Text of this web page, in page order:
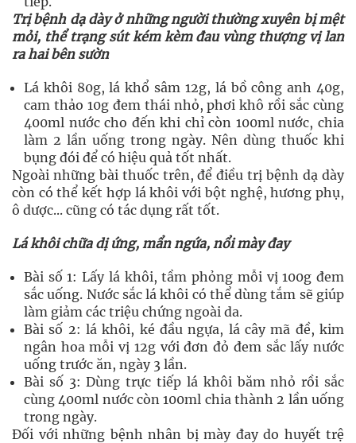
Trị bệnh dạ dày ở những người thường xuyên bị mệt
mỏi, thể trạng sút kém kèm đau vùng thượng vị lan
ra hai bên sườn
Lá khôi 80g, lá khổ sâm 12g, lá bồ công anh 40g,
cam thảo 10g đem thái nhỏ, phơi khô rồi sắc cùng
400ml nước cho đến khi chỉ còn 100ml nước, chia
làm 2 lần uống trong ngày. Nên dùng thuốc khi
bụng đói để có hiệu quả tốt nhất.
Ngoài những bài thuốc trên, để điều trị bệnh dạ dày
còn có thể kết hợp lá khôi với bột nghệ, hương phụ,
ô dược... cũng có tác dụng rất tốt.
Lá khôi chữa dị ứng, mẩn ngứa, nổi mày đay
Bài số 1: Lấy lá khôi, tầm phỏng mỗi vị 100g đem
sắc uống. Nước sắc lá khôi có thể dùng tắm sẽ giúp
làm giảm các triệu chứng ngoài da.
Bài số 2: lá khôi, ké đầu ngựa, lá cây mã đề, kim
ngân hoa mỗi vị 12g với đơn đỏ đem sắc lấy nước
uống trước ăn, ngày 3 lần.
Bài số 3: Dùng trực tiếp lá khôi băm nhỏ rồi sắc
cùng 400ml nước còn 100ml chia thành 2 lần uống
trong ngày.
Đối với những bệnh nhân bị mày đay do huyết trệ